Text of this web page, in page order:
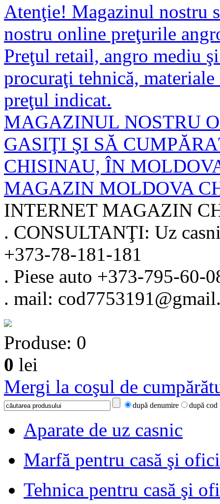
Atenţie! Magazinul nostru
nostru online preţurile
Preţul retail, angro mediu
procuraţi tehnică,
preţul indicat.
MAGAZINUL NOSTRU
GASIŢI ŞI SĂ
CHISINAU, ÎN
MAGAZIN MOLDOVA
INTERNET MAGAZIN
. CONSULTANŢI: Uz
+373-78-181-181
. Piese auto +373-795-60-
. mail:
Produse: 0
0 lei
Mergi la coşul de
după denumire după cod
Aparate de uz casnic
Marfă pentru casă şi
Tehnica pentru casă şi